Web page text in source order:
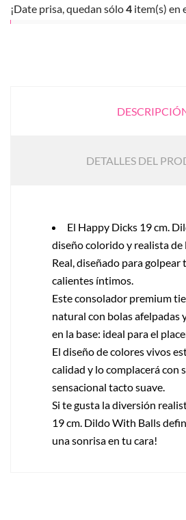
¡Date prisa, quedan sólo4 item(s) en
DETALLES DEL
El Happy Dicks 19 cm.
diseño colorido y realista de
Real, diseñado para
calientes íntimos.
Este consolador premium
natural con bolas afelpadas
en la base: ideal para el
El diseño de colores vivos
calidad y lo complacerá con
sensacional tacto suave.
Si te gusta la diversión
19 cm. Dildo With Balls
una sonrisa en tu cara!